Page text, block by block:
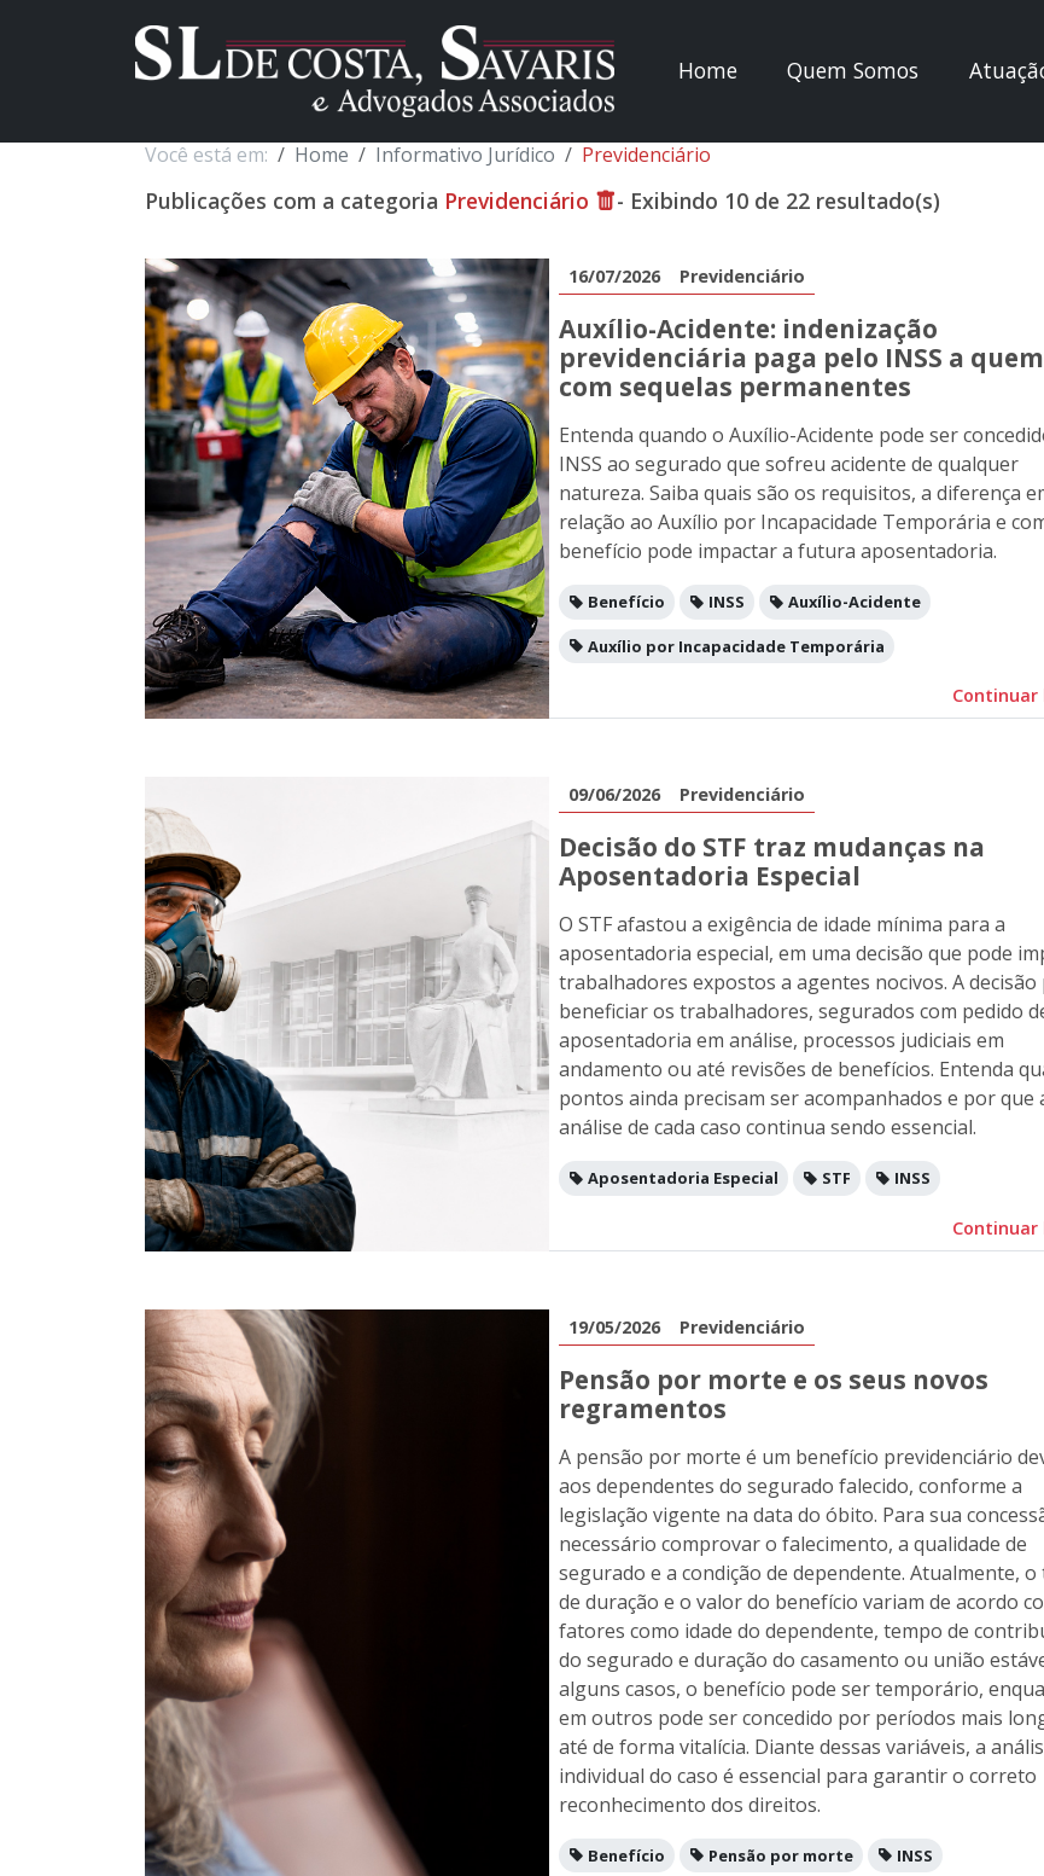
Home Quem Somos
Você está em: Home Informativo Jurídico Previdenciário
Publicações com a categoria Previdenciário - Exibindo 10 de 22 resultado(s)
16/07/2026 Previdenciário
Auxílio-Acidente: indenização
previdenciária paga pelo INSS a
com sequelas permanentes
Entenda quando o Auxílio-Acidente pode ser
INSS ao segurado que sofreu acidente de qualquer
natureza. Saiba quais são os requisitos, a diferença
relação ao Auxílio por Incapacidade Temporária e
benefício pode impactar a futura aposentadoria.
Benefício INSS Auxílio-Acidente
Auxílio por Incapacidade Temporária
Continuar
09/06/2026 Previdenciário
Decisão do STF traz mudanças na
Aposentadoria Especial
O STF afastou a exigência de idade mínima para a
aposentadoria especial, em uma decisão que pode
trabalhadores expostos a agentes nocivos. A decisão
beneficiar os trabalhadores, segurados com pedido
aposentadoria em análise, processos judiciais em
andamento ou até revisões de benefícios. Entenda
pontos ainda precisam ser acompanhados e por que
análise de cada caso continua sendo essencial.
Aposentadoria Especial STF INSS
Continuar
19/05/2026 Previdenciário
Pensão por morte e os seus novos
regramentos
A pensão por morte é um benefício previdenciário
aos dependentes do segurado falecido, conforme a
legislação vigente na data do óbito. Para sua
necessário comprovar o falecimento, a qualidade de
segurado e a condição de dependente. Atualmente, o
de duração e o valor do benefício variam de acordo
fatores como idade do dependente, tempo de
do segurado e duração do casamento ou união
alguns casos, o benefício pode ser temporário,
em outros pode ser concedido por períodos mais
até de forma vitalícia. Diante dessas variáveis, a
individual do caso é essencial para garantir o correto
reconhecimento dos direitos.
Benefício Pensão por morte INSS